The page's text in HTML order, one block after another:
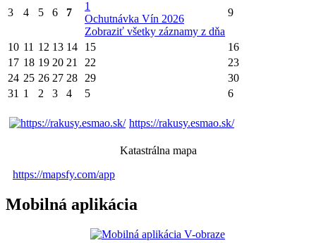
3 4 5 6 7
1
Ochutnávka Vín 2026
Zobraziť všetky záznamy z dňa
9
10 11 12 13 14 15
16
17 18 19 20 21 22
23
24 25 26 27 28 29
30
31 1 2 3 4 5 6
https://rakusy.esmao.sk/
Katastrálna mapa
https://mapsfy.com/app
Mobilná aplikácia